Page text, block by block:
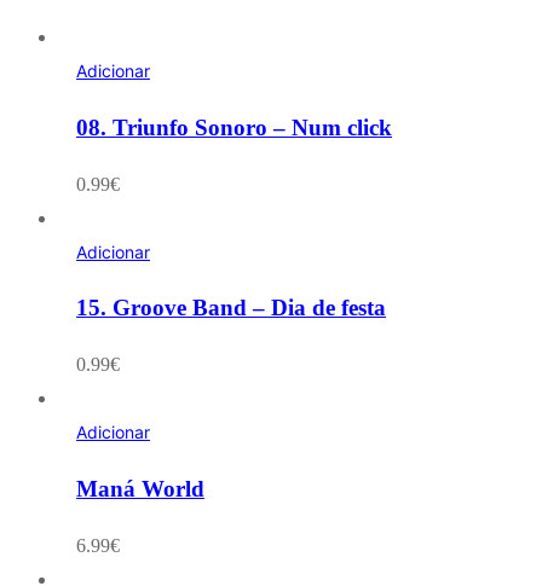
Adicionar
08. Triunfo Sonoro – Num click
0.99€
Adicionar
15. Groove Band – Dia de festa
0.99€
Adicionar
Maná World
6.99€